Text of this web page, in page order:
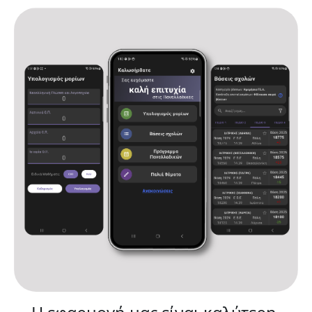
Αρχική
Υπολογισμός μορίων
Βάσεις σχολών
Πρόγραμμα Πανελλαδικών
Παλιά θέματα
Επικοινωνία